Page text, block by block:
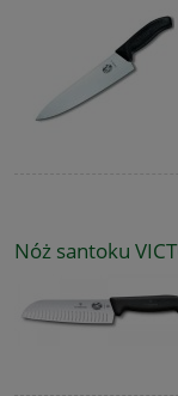
Nóż santoku